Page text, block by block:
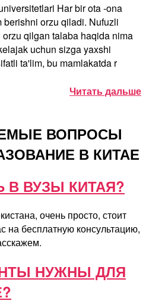
Har bir ota -ona
orzu qiladi. Nufuzli
qilgan talaba haqida nima
uchun sizga yaxshi
ta'lim, bu mamlakatda r
Читать дальше
ВОПРОСЫ
В КИТАЕ
В ВУЗЫ КИТАЯ?
очень просто, стоит
на бесплатную консультацию,
НУЖНЫ ДЛЯ